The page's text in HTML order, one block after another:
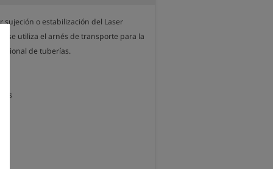
sujeción o estabilización del Laser
se utiliza el arnés de transporte para la
de tuberías.